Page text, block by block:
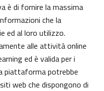
è di fornire la massima
che la
ed al loro utilizzo.
alle attività online
ed è valida per i
piattaforma potrebbe
web che dispongono di